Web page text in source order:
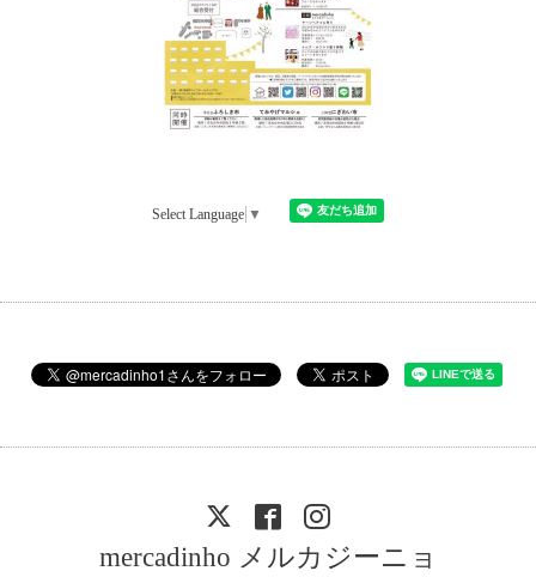
Select Language ▼
mercadinho メルカジーニョ